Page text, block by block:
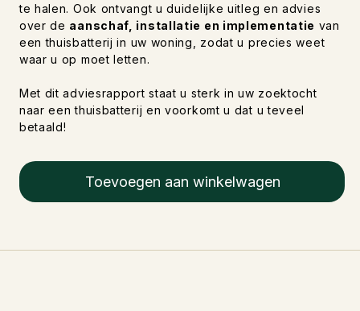
te halen. Ook ontvangt u duidelijke uitleg en advies
over de aanschaf, installatie en implementatie van
een thuisbatterij in uw woning, zodat u precies weet
waar u op moet letten.
Met dit adviesrapport staat u sterk in uw zoektocht
naar een thuisbatterij en voorkomt u dat u teveel
betaald!
Toevoegen aan winkelwagen